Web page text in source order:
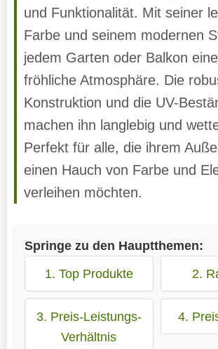
und Funktionalität. Mit seiner
Farbe und seinem modernen
jedem Garten oder Balkon
fröhliche Atmosphäre. Die
Konstruktion und die UV-
machen ihn langlebig und
Perfekt für alle, die ihrem
einen Hauch von Farbe und
verleihen möchten.
Springe zu den Hauptthemen:
1. Top Produkte
2.
3. Preis-Leistungs-
Verhältnis
4.